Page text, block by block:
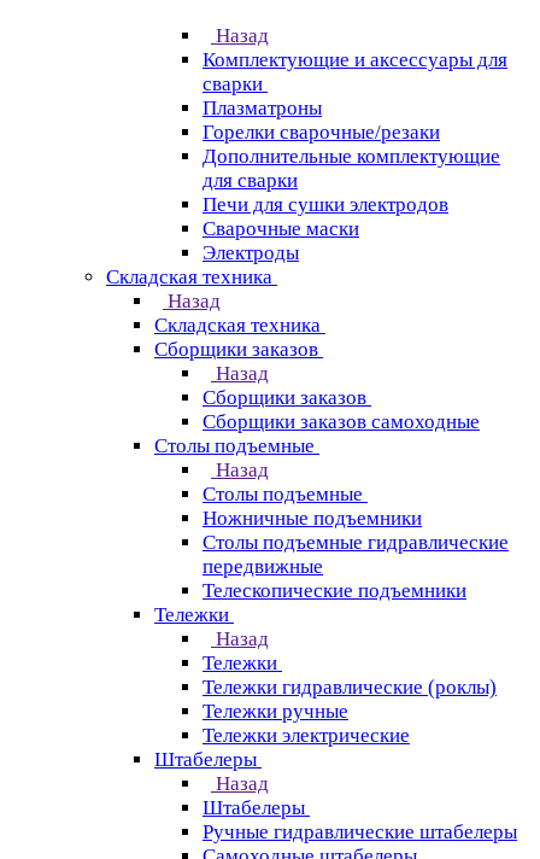
Назад
Комплектующие и аксессуары для
сварки
Плазматроны
Горелки сварочные/резаки
Дополнительные комплектующие
для сварки
Печи для сушки электродов
Сварочные маски
Электроды
Складская техника
Назад
Складская техника
Сборщики заказов
Назад
Сборщики заказов
Сборщики заказов самоходные
Столы подъемные
Назад
Столы подъемные
Ножничные подъемники
Столы подъемные гидравлические
передвижные
Телескопические подъемники
Тележки
Назад
Тележки
Тележки гидравлические (роклы)
Тележки ручные
Тележки электрические
Штабелеры
Назад
Штабелеры
Ручные гидравлические штабелеры